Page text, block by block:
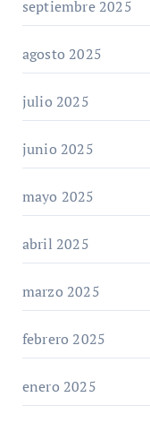
septiembre 2025
agosto 2025
julio 2025
junio 2025
mayo 2025
abril 2025
marzo 2025
febrero 2025
enero 2025